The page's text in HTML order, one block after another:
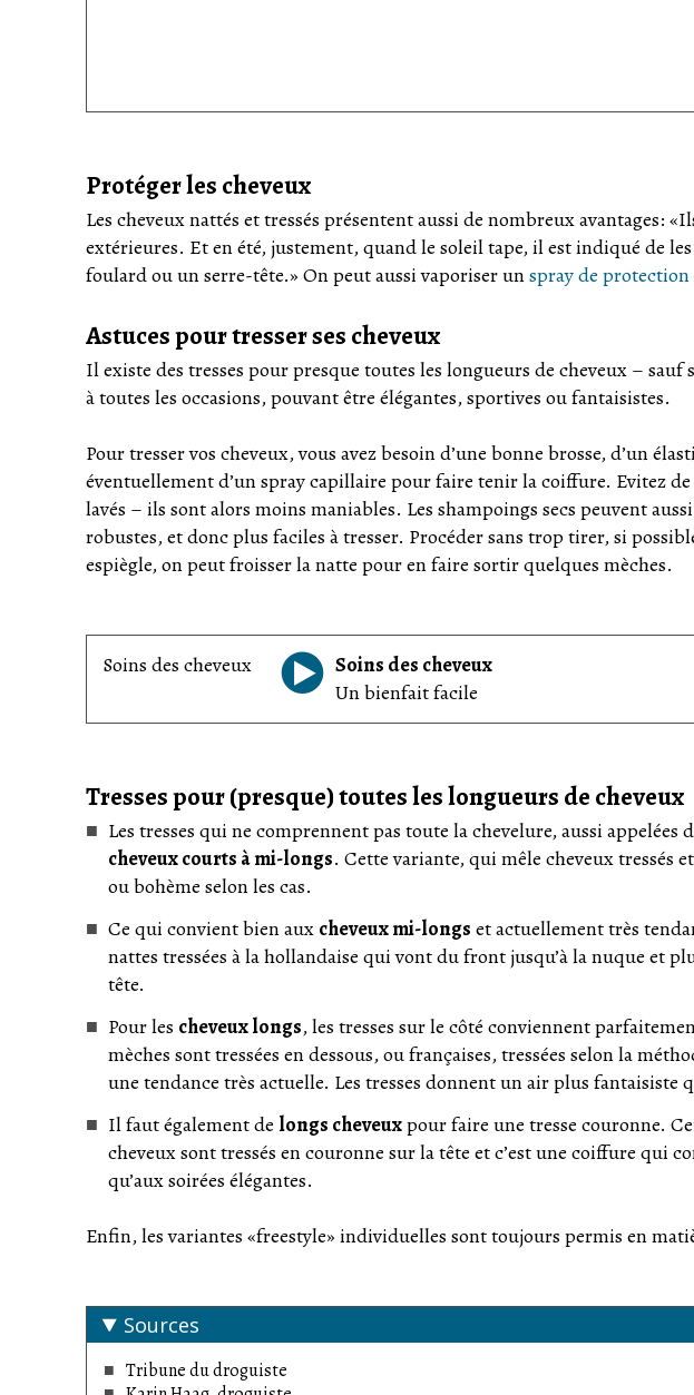
Protéger les cheveux
Les cheveux nattés et tressés présentent aussi de nombreux avantages:
extérieures. Et en été, justement, quand le soleil tape, il est indiqué de
foulard ou un serre-tête.» On peut aussi vaporiser unspray de
Astuces pour tresser ses cheveux
Il existe des tresses pour presque toutes les longueurs de cheveux – sauf
à toutes les occasions, pouvant être élégantes, sportives ou fantaisistes.
Pour tresser vos cheveux, vous avez besoin d’une bonne brosse, d’un
éventuellement d’un spray capillaire pour faire tenir la coiffure. Evitez
lavés – ils sont alors moins maniables. Les shampoings secs peuvent
robustes, et donc plus faciles à tresser. Procéder sans trop tirer, si
espiègle, on peut froisser la natte pour en faire sortir quelques mèches.
Soins des cheveux
Soins des cheveux
Un bienfait facile
Tresses pour (presque) toutes les longueurs de cheveux
Les tresses qui ne comprennent pas toute la chevelure, aussi
cheveux courts à mi-longs. Cette variante, qui mêle cheveux
ou bohème selon les cas.
Ce qui convient bien aux cheveux mi-longs et actuellement très
nattes tressées à la hollandaise qui vont du front jusqu’à la nuque et
tête.
Pour les cheveux longs, les tresses sur le côté conviennent
mèches sont tressées en dessous, ou françaises, tressées selon la
une tendance très actuelle. Les tresses donnent un air plus fantaisiste
Il faut également de longs cheveuxpour faire une tresse couronne.
cheveux sont tressés en couronne sur la tête et c’est une coiffure qui
qu’aux soirées élégantes.
Enfin, les variantes «freestyle» individuelles sont toujours permis en
Sources
Tribune du droguiste